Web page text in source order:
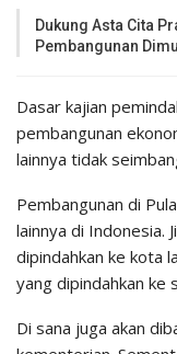
Dukung Asta Cita
Pembangunan
Dasar kajian
pembangunan
lainnya tidak
Pembangunan di
lainnya di Indonesia.
dipindahkan ke kota
yang dipindahkan ke
Di sana juga akan